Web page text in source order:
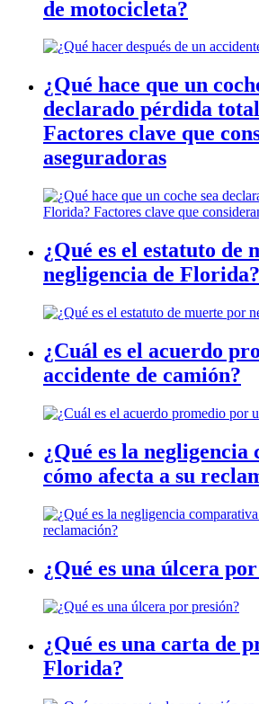
de motocicleta?
¿Qué hace que un
declarado pérdida
Factores clave que
aseguradoras
¿Qué es el estatuto de
negligencia de Florida?
¿Cuál es el acuerdo
accidente de camión?
¿Qué es la
cómo afecta a su
¿Qué es una úlcera
¿Qué es una carta de
Florida?